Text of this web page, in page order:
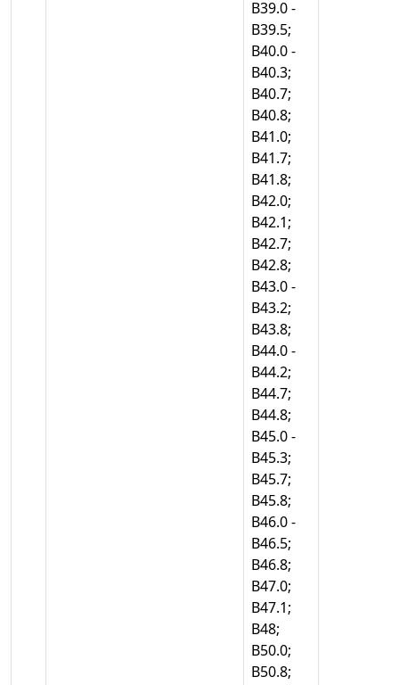
В39.0 -
В39.5;
В40.0 -
В40.3;
В40.7;
В40.8;
В41.0;
В41.7;
В41.8;
В42.0;
В42.1;
В42.7;
В42.8;
В43.0 -
В43.2;
В43.8;
В44.0 -
В44.2;
В44.7;
В44.8;
В45.0 -
В45.3;
В45.7;
В45.8;
В46.0 -
В46.5;
В46.8;
В47.0;
В47.1;
В48;
В50.0;
В50.8;